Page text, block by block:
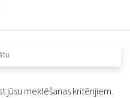
jūsu meklēšanas kritērijiem.